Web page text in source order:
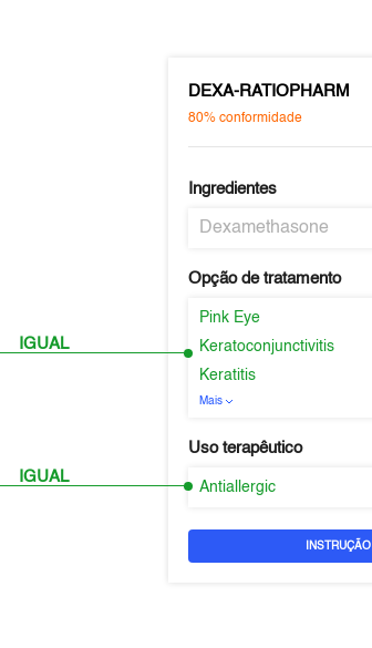
IGUAL
IGUAL
DEXA-RATIOPHARM
80% conformidade
Ingredientes
Dexamethasone
Opção de tratamento
Pink Eye
Keratoconjunctivitis
Keratitis
Mais
Uso terapêutico
Antiallergic
INSTRUÇÃO